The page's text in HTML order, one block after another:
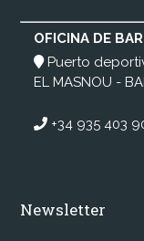
OFICINA DE
Puerto
EL MASNOU -
+34 935 403
Newsletter